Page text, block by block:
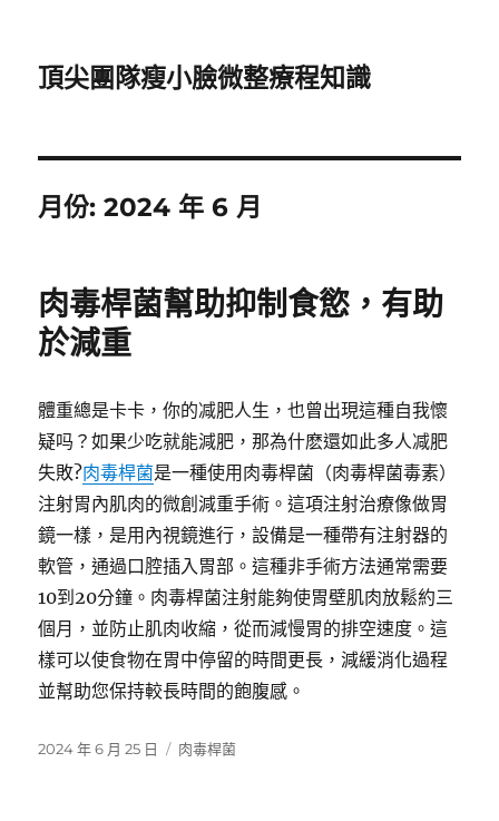
頂尖團隊瘦小臉微整療程知識
月份:2024 年 6 月
肉毒桿菌幫助抑制食慾，有助
於減重
體重總是卡卡，你的减肥人生，也曾出現這種自我懷
疑吗？如果少吃就能減肥，那為什麽還如此多人减肥
失敗?肉毒桿菌是一種使用肉毒桿菌（肉毒桿菌毒素）
注射胃內肌肉的微創減重手術。這項注射治療像做胃
鏡一樣，是用內視鏡進行，設備是一種帶有注射器的
軟管，通過口腔插入胃部。這種非手術方法通常需要
10到20分鐘。肉毒桿菌注射能夠使胃壁肌肉放鬆約三
個月，並防止肌肉收縮，從而減慢胃的排空速度。這
樣可以使食物在胃中停留的時間更長，減緩消化過程
並幫助您保持較長時間的飽腹感。
發
2024 年 6 月 25 日
分
肉毒桿菌